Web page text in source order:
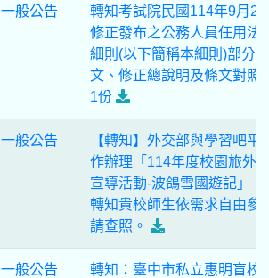
一般公告
轉知考試院民國114年9月25
修正發布之公務人員任用法
細則(以下簡稱本細則)部分條
文、修正總說明及條文對照
1份
一般公告
【轉知】外交部與學習吧平
作辦理「114年度校園旅外
宣導活動-波鴿雪國遊記」，
轉知貴校師生依需求自由參
請查照。
一般公告
轉知：臺中市私立惠明盲校